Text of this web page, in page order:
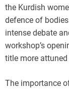
the Kurdish
defence of
intense debate
workshop’s
title more attuned
The importance